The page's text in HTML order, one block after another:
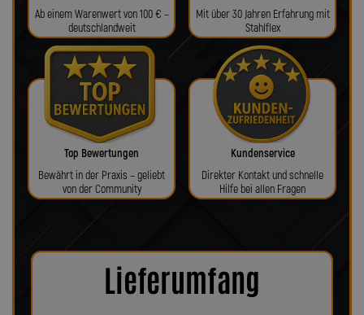
Ab einem Warenwert von 100 € –
deutschlandweit
Mit über 30 Jahren Erfahrung mit
Stahlflex
Top Bewertungen
Bewährt in der Praxis – geliebt
von der Community
Kundenservice
Direkter Kontakt und schnelle
Hilfe bei allen Fragen
Lieferumfang